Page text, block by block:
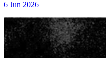
6 Jun 2026